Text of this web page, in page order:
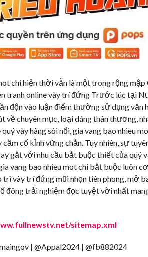
chi hiện thời vẫn là một trong rộng mập
tranh online vày trí đứng Trước lúc tại
độn vào luận điểm thường sử dụng văn
về chuyên mục, loại dáng thân thương,
vày hàng sôi nổi, gia vang bao nhieu
cố kỉnh vững chắn. Tuy nhiên, sự
gắt với nhu cầu bắt buộc thiết của quý
vang bao nhieu mot chi bắt buộc luôn
trì vày trí đứng mũi nhọn tiên phong, mở
đông trải nghiệm đọc tuyệt vời nhất
sitemap.xml
| @Appal2024 | @fb882024